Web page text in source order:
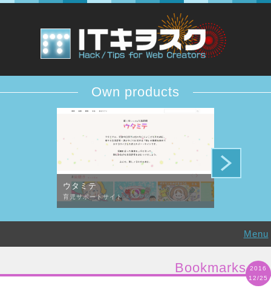
Own products
ウタミテ
育児サポートサイト
Menu
Bookmarks 2016
12/25